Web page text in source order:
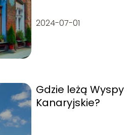
2024-07-01
Gdzie leżą Wyspy
Kanaryjskie?